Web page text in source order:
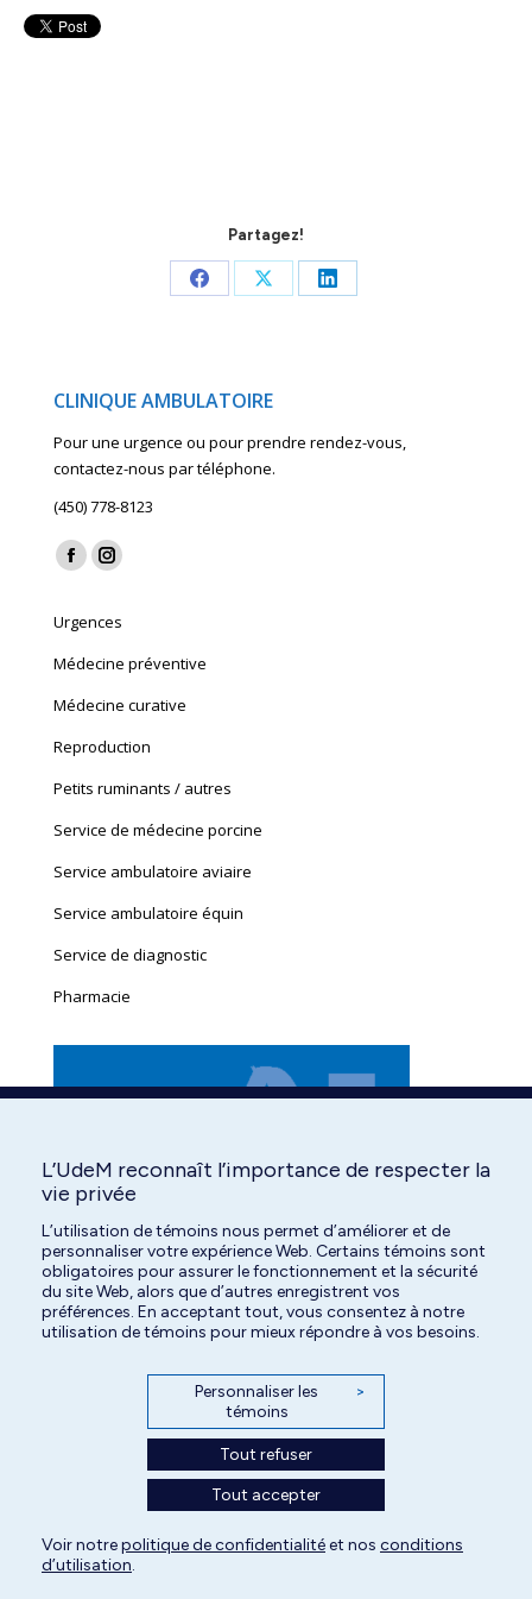
Partagez!
Share
Share
Share
CLINIQUE AMBULATOIRE
Pour une urgence ou pour prendre rendez-vous,
contactez-nous par téléphone.
(450) 778-8123
Find us on:
Facebook
opens
in
Instagram
opens
in
Urgences
Médecine préventive
Médecine curative
Reproduction
Petits ruminants / autres
Service de médecine porcine
Service ambulatoire aviaire
Service ambulatoire équin
Service de diagnostic
Pharmacie
Tous droits réservés | Centre hospitalier universitaire vétérinaire de l'Université
L’UdeM reconnaît l’importance de respecter la
vie privée
L’utilisation de témoins nous permet d’améliorer et de
personnaliser votre expérience Web. Certains témoins sont
obligatoires pour assurer le fonctionnement et la sécurité
du site Web, alors que d’autres enregistrent vos
préférences. En acceptant tout, vous consentez à notre
utilisation de témoins pour mieux répondre à vos besoins.
Personnaliser les
témoins
>
Tout refuser
Tout accepter
Voir notrepolitique de confidentialitéet nos conditions
d’utilisation.